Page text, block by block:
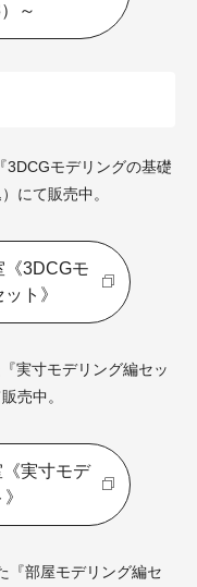
～
3DCGモデリングの基礎
にて販売中。
《3DCGモ
ト》
実寸モデリング編セッ
売中。
実寸モデ
『部屋モデリング編セ